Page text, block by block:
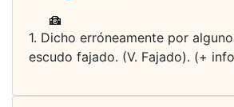
1. Dicho erróneamente por
escudo fajado. (V. Fajado). (+ info